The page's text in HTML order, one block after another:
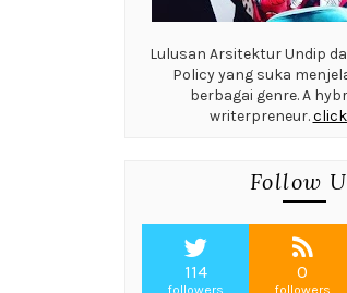
Lulusan Arsitektur Undip
Policy yang suka
berbagai genre. A
writerpreneur.
Follow
114
followers
0
followers